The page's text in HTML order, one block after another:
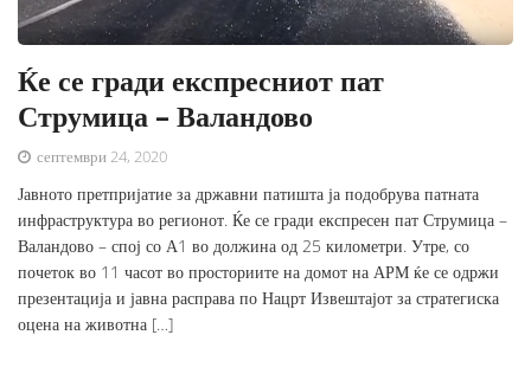
Ќе се гради експресниот пат
Струмица – Валандово
септември 24, 2020
Јавното претпријатие за државни патишта ја подобрува патната
инфраструктура во регионот. Ќе се гради експресен пат Струмица –
Валандово – спој со А1 во должина од 25 километри. Утре, со
почеток во 11 часот во просториите на домот на АРМ ќе се одржи
презентација и јавна расправа по Нацрт Извештајот за стратегиска
оцена на животна […]